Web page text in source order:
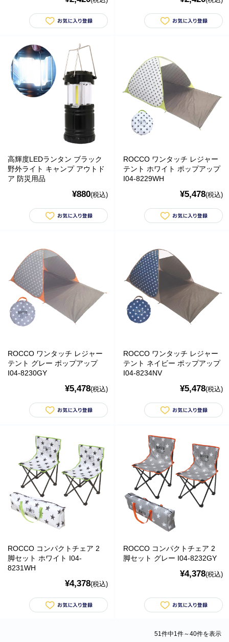
高輝度LEDランタン ブラック
野外ライト キャンプ アウトド
ア 防災用品
¥880(税込)
ROCCO ワンタッチ レジャー
テント ホワイト ポップアップ
I04-8229WH
¥5,478(税込)
ROCCO ワンタッチ レジャー
テント グレー ポップアップ
I04-8230GY
¥5,478(税込)
ROCCO ワンタッチ レジャー
テント ネイビー ポップアップ
I04-8234NV
¥5,478(税込)
ROCCO コンパクトチェア 2
脚セット ホワイト I04-
8231WH
¥4,378(税込)
ROCCO コンパクトチェア 2
脚セット グレー I04-8232GY
¥4,378(税込)
51件中1件～40件を表示